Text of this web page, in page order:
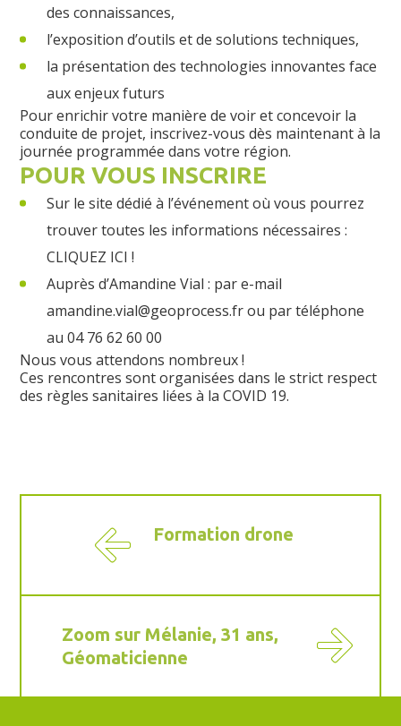
des connaissances,
l’exposition d’outils et de solutions techniques,
la présentation des technologies innovantes face
aux enjeux futurs
Pour enrichir votre manière de voir et concevoir la
conduite de projet, inscrivez-vous dès maintenant à la
journée programmée dans votre région.
POUR VOUS INSCRIRE
Sur le site dédié à l’événement où vous pourrez
trouver toutes les informations nécessaires :
CLIQUEZ ICI !
Auprès d’Amandine Vial : par e-mail
amandine.vial@geoprocess.fr ou par téléphone
au 04 76 62 60 00
Nous vous attendons nombreux !
Ces rencontres sont organisées dans le strict respect
des règles sanitaires liées à la COVID 19.
Formation drone
Zoom sur Mélanie, 31 ans,
Géomaticienne